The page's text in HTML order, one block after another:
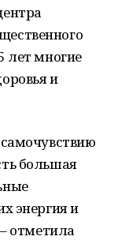
лет многие
и
большая
энергия и
отметила